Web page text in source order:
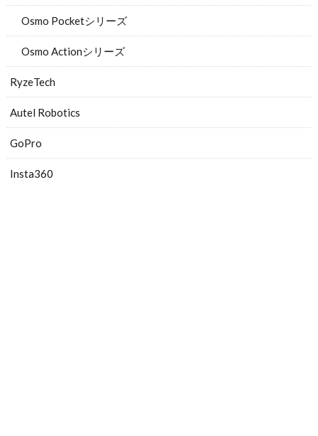
Osmo Pocketシリーズ
Osmo Actionシリーズ
RyzeTech
Autel Robotics
GoPro
Insta360